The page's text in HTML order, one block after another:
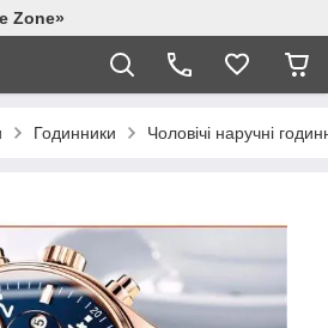
Zone»
Годинники Чоловічі наручні